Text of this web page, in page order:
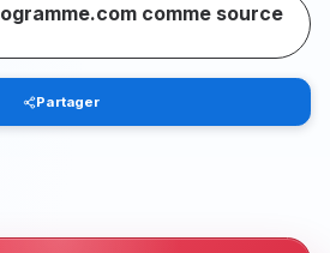
comme source
Partager